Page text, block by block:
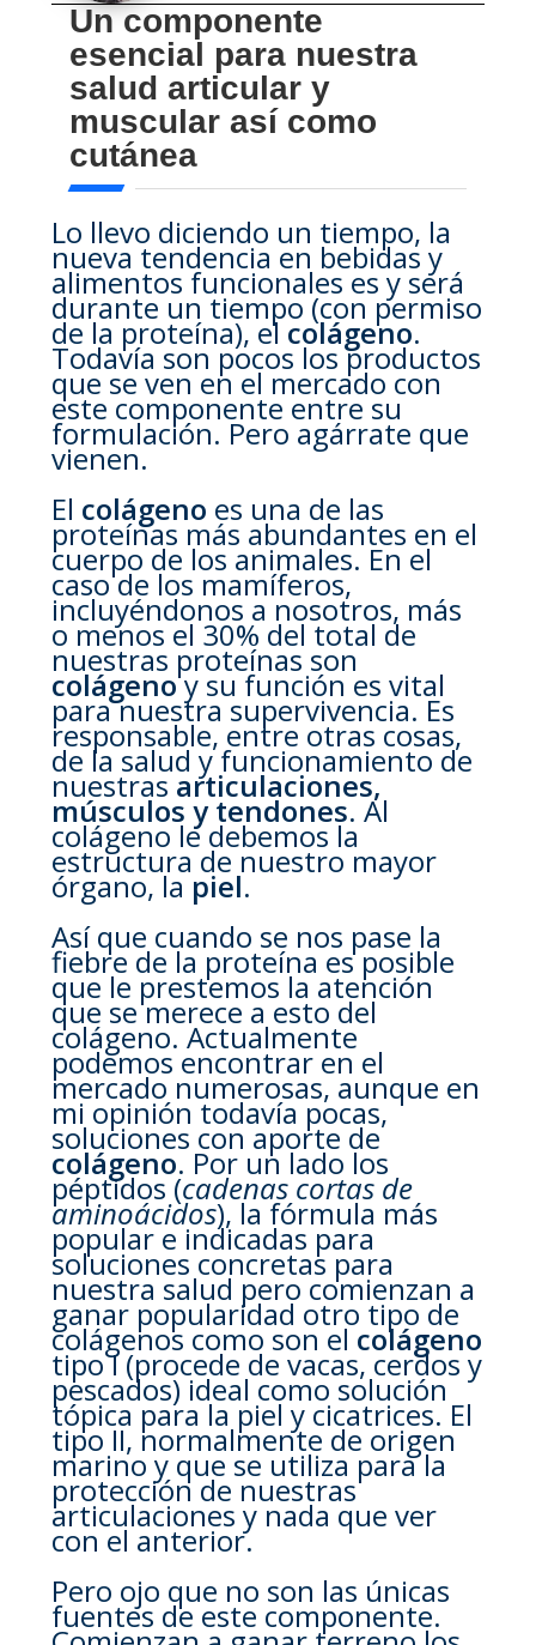
Un componente
esencial para nuestra
salud articular y
muscular así como
cutánea
Lo llevo diciendo un tiempo, la
nueva tendencia en bebidas y
alimentos funcionales es y será
durante un tiempo (con permiso
de la proteína), elcolágeno.
Todavía son pocos los productos
que se ven en el mercado con
este componente entre su
formulación. Pero agárrate que
vienen.
El colágeno es una de las
proteínas más abundantes en el
cuerpo de los animales. En el
caso de los mamíferos,
incluyéndonos a nosotros, más
o menos el 30% del total de
nuestras proteínas son
colágenoy su función es vital
para nuestra supervivencia. Es
responsable, entre otras cosas,
de la salud y funcionamiento de
nuestrasarticulaciones,
músculos y tendones. Al
colágeno le debemos la
estructura de nuestro mayor
órgano, lapiel.
Así que cuando se nos pase la
fiebre de la proteína es posible
que le prestemos la atención
que se merece a esto del
colágeno. Actualmente
podemos encontrar en el
mercado numerosas, aunque en
mi opinión todavía pocas,
soluciones con aporte de
colágeno. Por un lado los
péptidos (cadenas cortas de
aminoácidos), la fórmula más
popular e indicadas para
soluciones concretas para
nuestra salud pero comienzan a
ganar popularidad otro tipo de
colágenos como son elcolágeno
tipo I (procede de vacas, cerdos y
pescados) ideal como solución
tópica para la piel y cicatrices. El
tipo II, normalmente de origen
marino y que se utiliza para la
protección de nuestras
articulaciones y nada que ver
con el anterior.
Pero ojo que no son las únicas
fuentes de este componente.